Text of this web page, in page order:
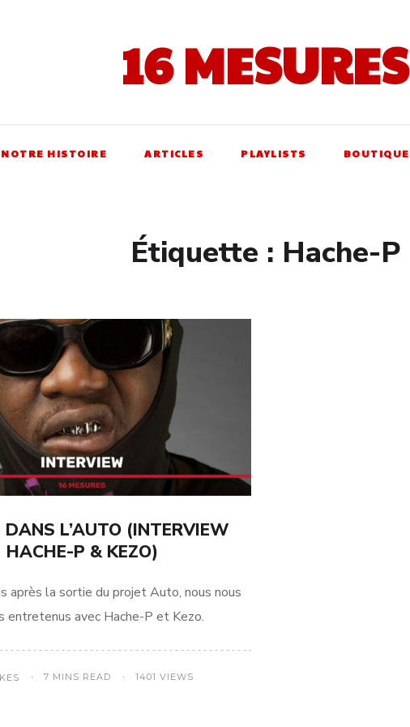
16 MESURES
NOTRE HISTOIRE ARTICLES PLAYLISTS BOUTIQUE
Étiquette : Hache-P
L’AUTO (INTERVIEW
HACHE-P & KEZO)
après la sortie du projet Auto, nous nous
entretenus avec Hache-P et Kezo.
7 MINS READ 1401 VIEWS